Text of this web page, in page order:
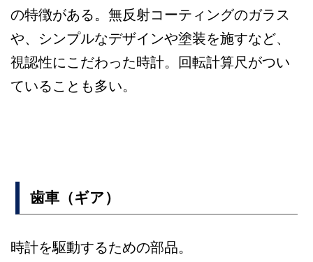
の特徴がある。無反射コーティングのガラス
や、シンプルなデザインや塗装を施すなど、
視認性にこだわった時計。回転計算尺がつい
ていることも多い。
歯車（ギア）
時計を駆動するための部品。